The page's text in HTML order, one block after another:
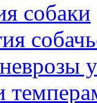
собаки